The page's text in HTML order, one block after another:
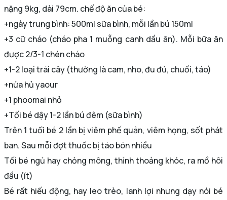
nặng 9kg, dài 79cm. chế độ ăn của bé:
+ngày trung bình: 500ml sữa bình, mỗi lần bú 150ml
+3 cữ cháo (cháo pha 1 muỗng canh dầu ăn). Mỗi bữa ăn
được 2/3-1 chén cháo
+1-2 loại trái cây (thường là cam, nho, đu đủ, chuối, táo)
+nửa hủ yaour
+1 phoomai nhỏ
+Tối bé dậy 1-2 lần bú đêm (sữa bình)
Trên 1 tuổi bé 2 lần bị viêm phế quản, viêm họng, sốt phát
ban. Sau mỗi đợt thuốc bị táo bón nhiều
Tối bé ngủ hay chỏng mông, thỉnh thoảng khóc, ra mồ hôi
đầu (ít)
Bé rất hiếu động, hay leo trèo, lanh lợi nhưng dạy nói bé